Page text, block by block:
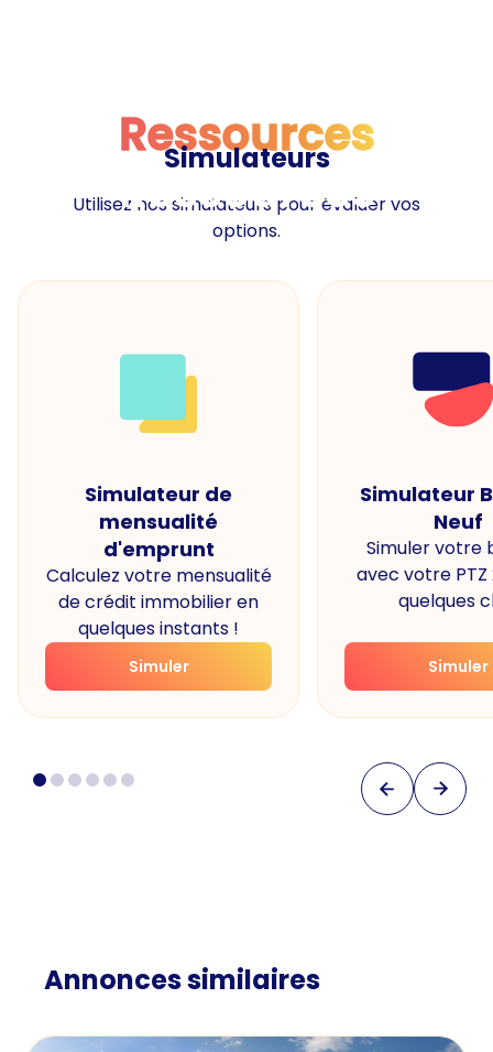
Ressources
Ressources
Simulateurs
Utilisez nos simulateurs pour évaluer vos
options.
Simulateur de
mensualité
d'emprunt
Calculez votre mensualité
de crédit immobilier en
quelques instants !
Simuler
Simulateur
Neuf
Simuler votre
avec votre PTZ
quelques
Simuler
Annonces similaires